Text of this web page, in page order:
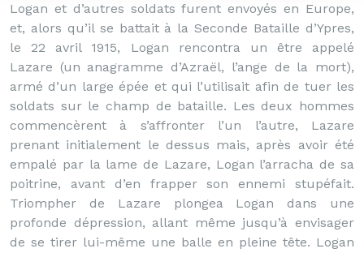
Logan et d’autres soldats furent envoyés en Europe,
et, alors qu’il se battait à la Seconde Bataille d’Ypres,
le 22 avril 1915, Logan rencontra un être appelé
Lazare (un anagramme d’Azraël, l’ange de la mort),
armé d’un large épée et qui l’utilisait afin de tuer les
soldats sur le champ de bataille. Les deux hommes
commencèrent à s’affronter l’un l’autre, Lazare
prenant initialement le dessus mais, après avoir été
empalé par la lame de Lazare, Logan l’arracha de sa
poitrine, avant d’en frapper son ennemi stupéfait.
Triompher de Lazare plongea Logan dans une
profonde dépression, allant même jusqu’à envisager
de se tirer lui-même une balle en pleine tête. Logan